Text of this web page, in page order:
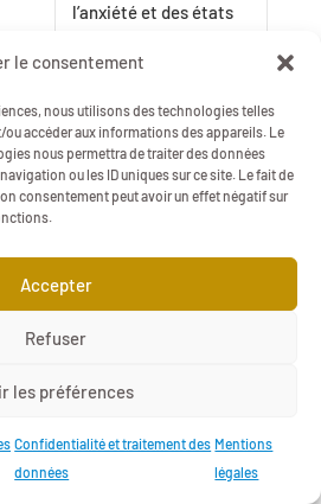
le consentement
nous utilisons des technologies telles
accéder aux informations des appareils. Le
nous permettra de traiter des données
ou les ID uniques sur ce site. Le fait de
consentement peut avoir un effet négatif sur
Accepter
Refuser
les préférences
Confidentialité et traitement des
données
Mentions
légales
l’anxiété et des états
accru de stress et de
mentale pour les
femmes et les salariés
ayant des revenus
faibles
contextuels
des repas (préparation